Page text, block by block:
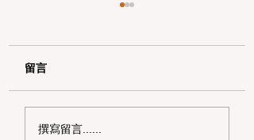
AI 时代的湾区硬核遛娃
留言
撰寫留言......